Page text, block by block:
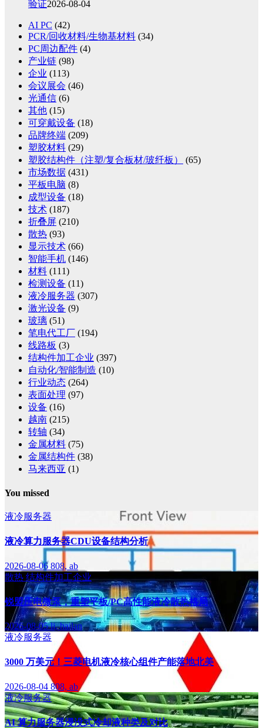
验证2026-08-04
AI PC (42)
PCR/回收材料/生物基材料 (34)
PC周边配件 (4)
产业链 (98)
企业 (113)
会议展会 (46)
光通信 (6)
其他 (15)
可穿戴设备 (18)
品牌终端 (209)
塑胶材料 (29)
塑胶结构件（注塑/复合板材/玻纤板）
(65)
市场数据 (431)
平板电脑 (8)
成型设备 (18)
技术 (187)
折叠屏 (210)
散热 (93)
显示技术 (66)
智能手机 (146)
材料 (111)
检测设备 (11)
液冷服务器 (307)
激光设备 (9)
玻璃 (51)
笔电代工厂 (194)
线路板 (3)
结构件加工企业 (397)
自动化/智能制造 (10)
行业动态 (264)
表面处理 (97)
设备 (16)
越南 (215)
转轴 (34)
金属材料 (75)
金属结构件 (38)
马来西亚 (1)
You missed
液冷服务器
液冷算力服务器CDU设备结构分析
2026-08-06808, ab
散热 结构件加工企业
锐盟压电微泵，重塑平板/PC高性能液冷散热格局
2026-08-05li, hailan
液冷服务器
3000 万美元！三菱电机液冷核心组件产能落地北美
2026-08-04 808, ab
液冷服务器
AI 算力服务器浸没式冷却液种类及对比